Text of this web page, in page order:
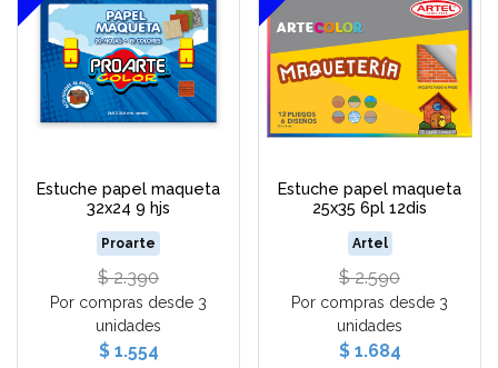
Estuche papel maqueta
32x24 9 hjs
Proarte
$ 2.390
Por compras desde 3
unidades
$ 1.554
Estuche papel maqueta
25x35 6pl 12dis
Artel
$ 2.590
Por compras desde 3
unidades
$ 1.684